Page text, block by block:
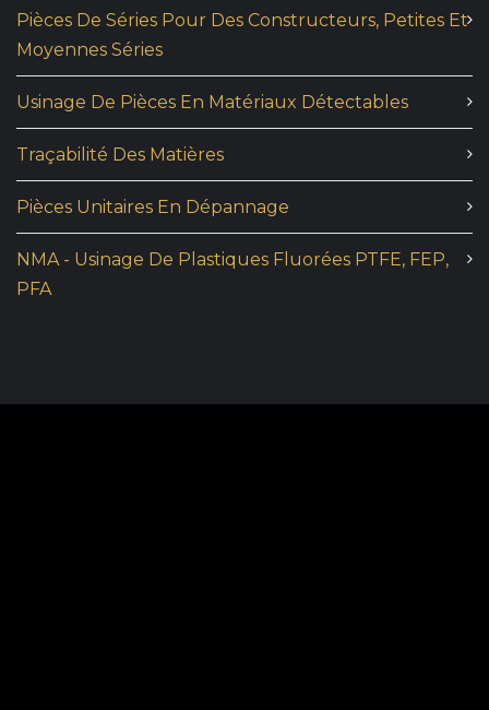
Pièces De Séries Pour Des Constructeurs, Petites Et
Moyennes Séries
Usinage De Pièces En Matériaux Détectables
Traçabilité Des Matières
Pièces Unitaires En Dépannage
NMA - Usinage De Plastiques Fluorées PTFE, FEP,
PFA